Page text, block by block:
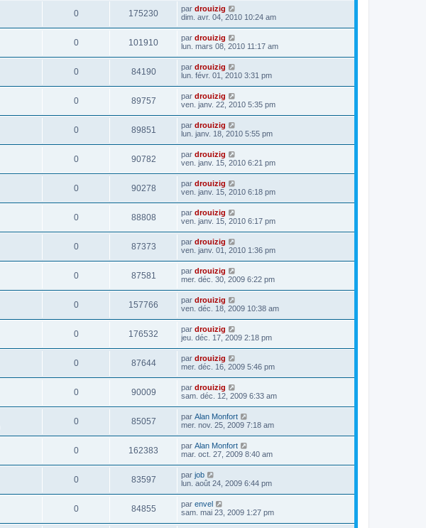
0 175230 par drouizig
dim. avr. 04, 2010 10:24 am
0 101910 par drouizig
lun. mars 08, 2010 11:17 am
0 84190 par drouizig
lun. févr. 01, 2010 3:31 pm
0 89757 par drouizig
ven. janv. 22, 2010 5:35 pm
0 89851 par drouizig
lun. janv. 18, 2010 5:55 pm
0 90782 par drouizig
ven. janv. 15, 2010 6:21 pm
0 90278 par drouizig
ven. janv. 15, 2010 6:18 pm
0 88808 par drouizig
ven. janv. 15, 2010 6:17 pm
0 87373 par drouizig
ven. janv. 01, 2010 1:36 pm
0 87581 par drouizig
mer. déc. 30, 2009 6:22 pm
0 157766 par drouizig
ven. déc. 18, 2009 10:38 am
0 176532 par drouizig
jeu. déc. 17, 2009 2:18 pm
0 87644 par drouizig
mer. déc. 16, 2009 5:46 pm
0 90009 par drouizig
sam. déc. 12, 2009 6:33 am
0 85057 par Alan Monfort
mer. nov. 25, 2009 7:18 am
0 162383 par Alan Monfort
mar. oct. 27, 2009 8:40 am
0 83597 par job
lun. août 24, 2009 6:44 pm
0 84855 par envel
sam. mai 23, 2009 1:27 pm